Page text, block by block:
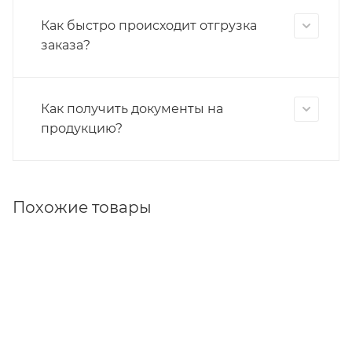
Как быстро происходит отгрузка
заказа?
Как получить документы на
продукцию?
Похожие товары